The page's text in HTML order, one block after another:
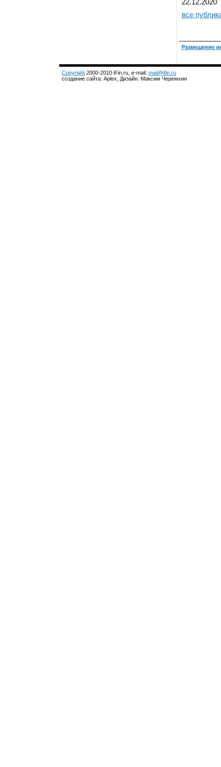
22.12.2020
все
Размещение
Copyright 2000-2010 iFin.ru, e-mail: mail@ifin.ru
создание сайта: Aplex, Дизайн: Максим Черемхин